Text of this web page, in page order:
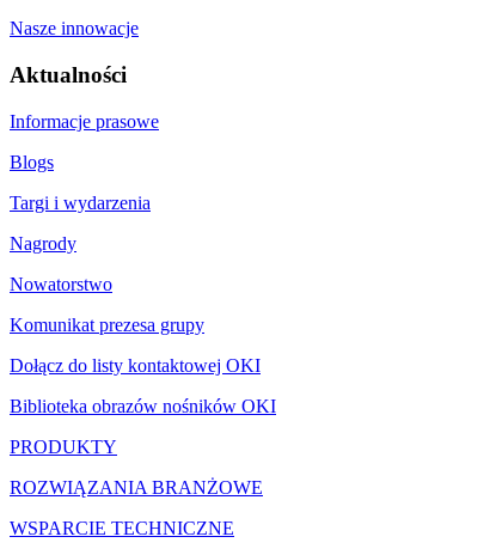
Nasze innowacje
Aktualności
Informacje prasowe
Blogs
Targi i wydarzenia
Nagrody
Nowatorstwo
Komunikat prezesa grupy
Dołącz do listy kontaktowej OKI
Biblioteka obrazów nośników OKI
PRODUKTY
ROZWIĄZANIA BRANŻOWE
WSPARCIE TECHNICZNE